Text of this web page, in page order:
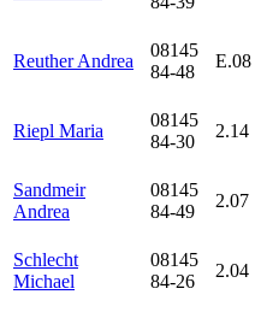
Reuther Andrea
08145
84-48
E.08
Riepl Maria
08145
84-30
2.14
Sandmeir
Andrea
08145
84-49
2.07
Schlecht
Michael
08145
84-26
2.04